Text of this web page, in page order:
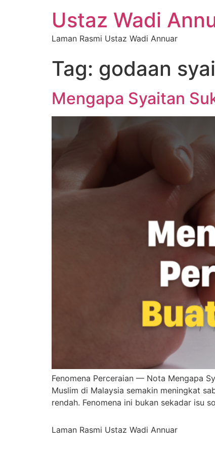
Ustaz Wadi
Laman Rasmi Ustaz Wadi Annuar
Tag: godaan
Mengapa Syaitan
Fenomena Perceraian — Nota Mengapa
Muslim di Malaysia semakin meningkat
rendah. Fenomena ini bukan sekadar isu
Laman Rasmi Ustaz Wadi Annuar